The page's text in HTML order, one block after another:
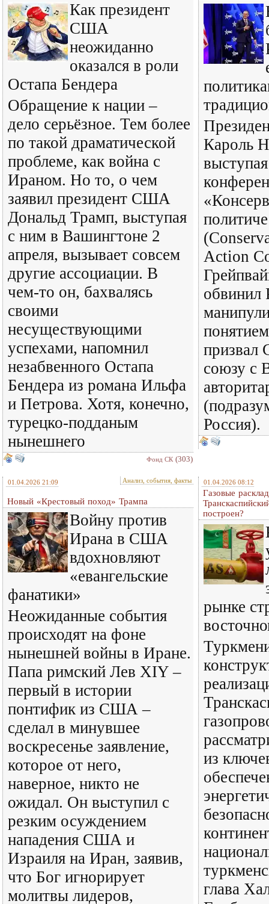
Как президент
США
неожиданно
оказался в роли
Остапа Бендера
Обращение к нации –
дело серьёзное. Тем более
по такой драматической
проблеме, как война с
Ираном. Но то, о чем
заявил президент США
Дональд Трамп, выступая
с ним в Вашингтоне 2
апреля, вызывает совсем
другие ассоциации. В
чем-то он, бахвалясь
своими
несуществующими
успехами, напомнил
незабвенного Остапа
Бендера из романа Ильфа
и Петрова. Хотя, конечно,
турецко-подданым
нынешнего
Фонд СК (303)
Кароль
Action
обвинил
союзу с
Россия).
01.04.2026 21:09 Анализ, события, факты
Новый «Крестовый поход» Трампа
Войну против
Ирана в США
вдохновляют
«евангельские
фанатики»
Неожиданные события
происходят на фоне
нынешней войны в Иране.
Папа римский Лев XIY –
первый в истории
понтифик из США –
сделал в минувшее
воскресенье заявление,
которое от него,
наверное, никто не
ожидал. Он выступил с
резким осуждением
нападения США и
Израиля на Иран, заявив,
что Бог игнорирует
молитвы лидеров,
01.04.2026 08:12
Газовые
построен?
рынке
из
глава